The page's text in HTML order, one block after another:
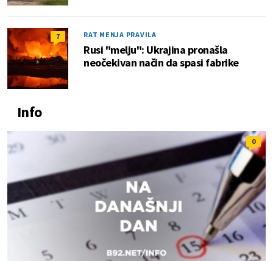
7 RAT MENJA PRAVILA
Rusi "melju": Ukrajina pronašla
neočekivan način da spasi fabrike
Info
0